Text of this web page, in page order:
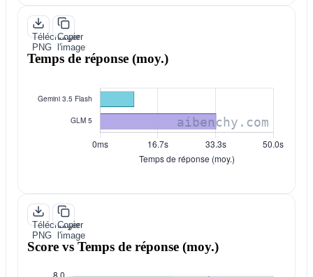
Télécharger
PNG
Copier
l'image
Temps de réponse (moy.)
Télécharger
PNG
Copier
l'image
Score vs Temps de réponse (moy.)